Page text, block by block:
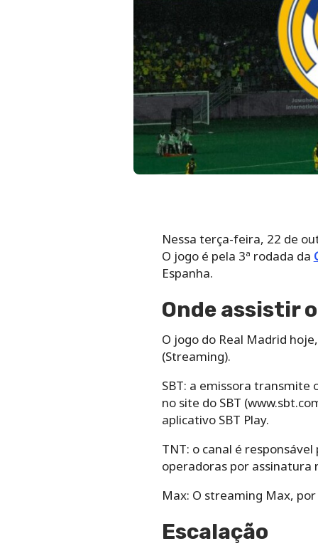
Nessa terça-feira, 22 de
O jogo é pela 3ª rodada da
Espanha.
Onde assistir
O jogo do Real Madrid
(Streaming).
SBT: a emissora transmite
no site do SBT
aplicativo SBT Play.
TNT: o canal é
operadoras por assinatura
Max: O streaming Max,
Escalação